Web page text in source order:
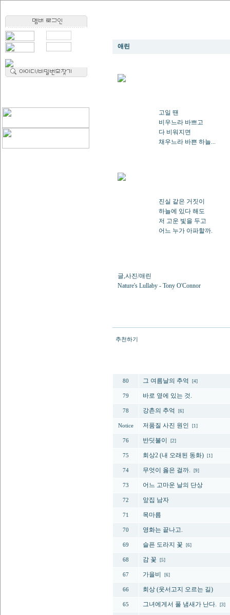
애린
고일 땐
비우느라 바쁘고
다 비워지면
채우느라 바쁜 하늘...
진실 같은 거짓이
하늘에 있다 해도
저 고운 빛을 두고
어느 누가 아파할까.
글,사진/애린
Nature's Lullaby - Tony O'Connor
추천하기
80 그 여름날의 추억 [4]
79 바로 옆에 있는 것.
78 강촌의 추억 [6]
Notice 저품질 사진 원인 [1]
76 반딧불이 [2]
75 회상2 (내 오래된 동화) [1]
74 무엇이 옳은 걸까. [9]
73 어느 고마운 날의 단상
72 앞집 남자
71 목마름
70 영화는 끝나고.
69 슬픈 도라지 꽃 [6]
68 감 꽃 [5]
67 가을비 [6]
66 회상 (웃서고지 오르는 길)
65 그녀에게서 풀 냄새가 난다. [3]